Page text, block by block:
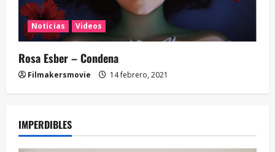
Noticias Videos
Rosa Esber – Condena
Filmakersmovie 14 febrero, 2021
IMPERDIBLES